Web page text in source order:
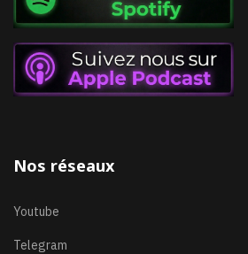
Nos réseaux
Youtube
Telegram